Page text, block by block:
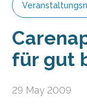
für gut
29 May 2009